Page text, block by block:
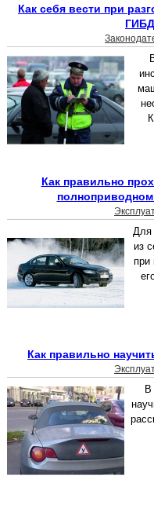
Как себя вести при
Как правильно
Для
из
при
Как правильно
В